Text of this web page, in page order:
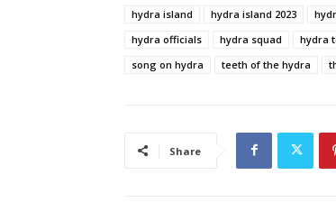
hydra island
hydra island 2023
hydra officials
hydra squad hydra
song on hydra
teeth of the hydra
Share